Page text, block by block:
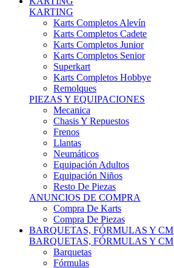
Karts Completos Alevín
Karts Completos Cadete
Karts Completos Junior
Karts Completos Senior
Superkart
Karts Completos Hobbye
Remolques
PIEZAS Y EQUIPACIONES
Mecanica
Chasis Y Repuestos
Frenos
Llantas
Neumáticos
Equipación Adultos
Equipación Niños
Resto De Piezas
ANUNCIOS DE COMPRA
Compra De Karts
Compra De Piezas
BARQUETAS, FÓRMULAS Y CM
BARQUETAS, FÓRMULAS Y CM
Barquetas
Fórmulas
Cm